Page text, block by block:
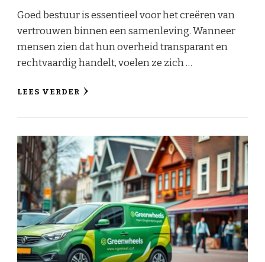
Goed bestuur is essentieel voor het creëren van
vertrouwen binnen een samenleving. Wanneer
mensen zien dat hun overheid transparant en
rechtvaardig handelt, voelen ze zich …
LEES VERDER